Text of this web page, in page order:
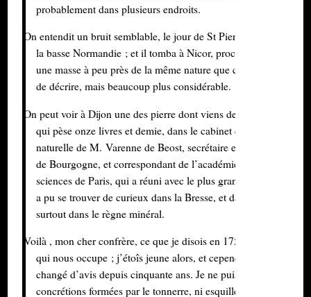
probablement dans plusieurs endroits.
On entendit un bruit semblable, le jour de St Pierre en 1750, dans
la basse Normandie ; et il tomba à Nicor, proche Coutenance,
une masse à peu près de la même nature que celle que je viens
de décrire, mais beaucoup plus considérable.
On peut voir à Dijon une des pierre dont viens de parler,
qui pèse onze livres et demie, dans le cabinet d‘histoire
naturelle de M. Varenne de Beost, secrétaire en chef des Etats
de Bourgogne, et correspondant de l’académie royale des
sciences de Paris, qui a réuni avec le plus grand soin tout ce
a pu se trouver de curieux dans la Bresse, et dans la
surtout dans le règne minéral.
Voilà , mon cher confrère, ce que je disois en 1753 du
qui nous occupe ; j’étoîs jeune alors, et cependant je n’ai
changé d’avis depuis cinquante ans. Je ne puis admettre ni
concrétions formées par le tonnerre, ni esquilles détachées